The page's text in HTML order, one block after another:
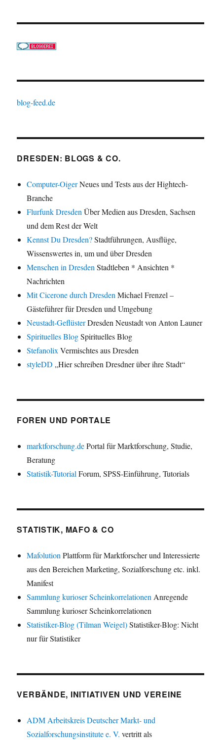
blog-feed.de
DRESDEN: BLOGS & CO.
Computer-OigerNeues und Tests aus der Hightech-
Branche
Flurfunk Dresden Über Medien aus Dresden, Sachsen
und dem Rest der Welt
Kennst Du Dresden?Stadtführungen, Ausflüge,
Wissenswertes in, um und über Dresden
Menschen in Dresden Stadtleben * Ansichten *
Nachrichten
Mit Cicerone durch Dresden Michael Frenzel –
Gästeführer für Dresden und Umgebung
Neustadt-GeflüsterDresden Neustadt von Anton Launer
Spirituelles BlogSpirituelles Blog
Stefanolix Vermischtes aus Dresden
styleDD „Hier schreiben Dresdner über ihre Stadt“
FOREN UND PORTALE
marktforschung.dePortal für Marktforschung, Studie,
Beratung
Statistik-Tutorial Forum, SPSS-Einführung, Tutorials
STATISTIK, MAFO & CO
Mafolution Plattform für Marktforscher und Interessierte
aus den Bereichen Marketing, Sozialforschung etc. inkl.
Manifest
Sammlung kurioser Scheinkorrelationen Anregende
Sammlung kurioser Scheinkorrelationen
Statistiker-Blog (Tilman Weigel)Statistiker-Blog: Nicht
nur für Statistiker
VERBÄNDE, INITIATIVEN UND VEREINE
ADM Arbeitskreis Deutscher Markt- und
Sozialforschungsinstitute e. V. vertritt als